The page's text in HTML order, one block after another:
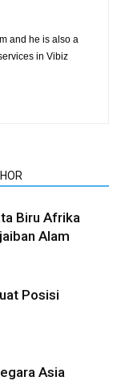
and he is also a
in Vibiz
Biru Afrika
Alam
Posisi
Asia